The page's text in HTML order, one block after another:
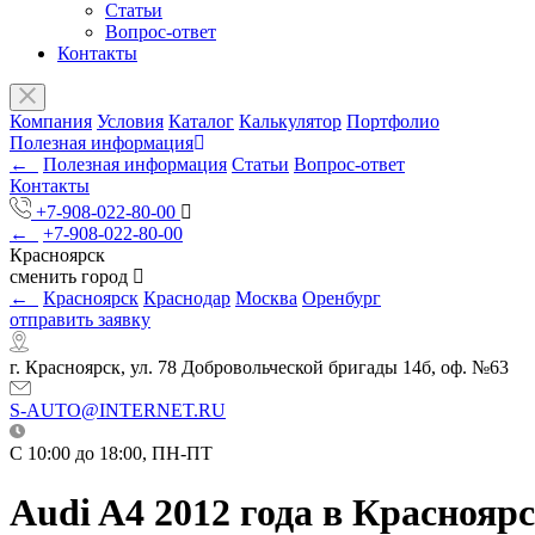
Статьи
Вопрос-ответ
Контакты
Компания Условия Каталог Калькулятор Портфолио
Полезная информация
←
Полезная информация Статьи Вопрос-ответ
Контакты
+7-908-022-80-00
←
+7-908-022-80-00
Красноярск
сменить город
←
Красноярск Краснодар Москва Оренбург
отправить заявку
г. Красноярск, ул. 78 Добровольческой бригады 14б, оф. №63
S-AUTO@INTERNET.RU
C 10:00 до 18:00, ПН-ПТ
Audi A4 2012 года в